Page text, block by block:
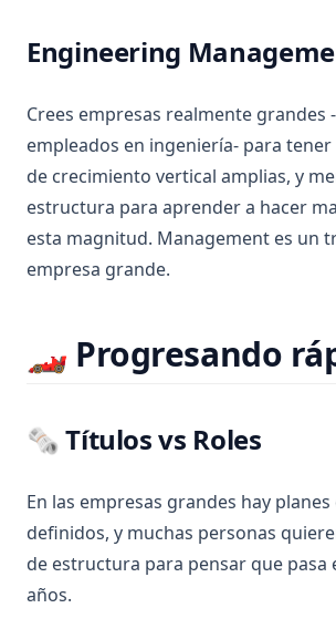
Engineering
Crees empresas realmente grandes
empleados en ingeniería- para
de crecimiento vertical amplias, y
estructura para aprender a hacer
esta magnitud. Management es un
empresa grande.
🏎️ Progresando
🗞️ Títulos vs Roles
En las empresas grandes hay
definidos, y muchas personas
de estructura para pensar que pasa
años.